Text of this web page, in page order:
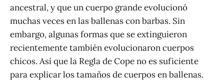
ancestral, y que un cuerpo grande evolucionó
muchas veces en las ballenas con barbas. Sin
embargo, algunas formas que se extinguieron
recientemente también evolucionaron cuerpos
chicos. Así que la Regla de Cope no es suficiente
para explicar los tamaños de cuerpos en ballenas.